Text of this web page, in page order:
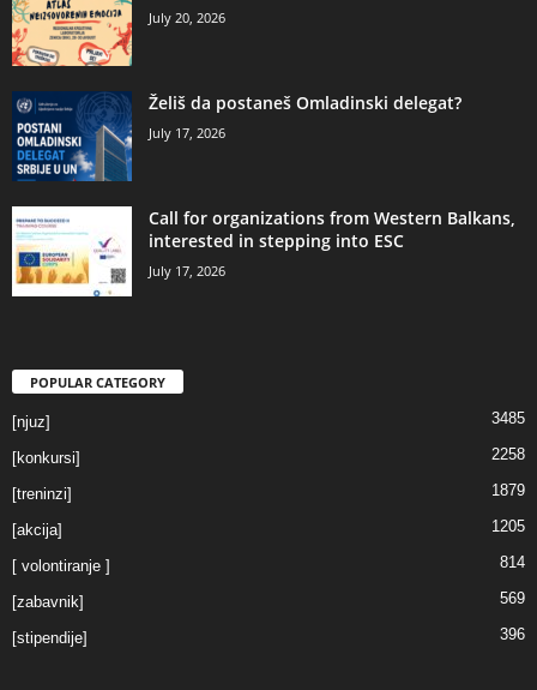
July 20, 2026
Želiš da postaneš Omladinski delegat?
July 17, 2026
Call for organizations from Western Balkans,
interested in stepping into ESC
July 17, 2026
POPULAR CATEGORY
[njuz] 3485
[konkursi] 2258
[treninzi] 1879
[akcija] 1205
[ volontiranje ] 814
[zabavnik] 569
[stipendije] 396